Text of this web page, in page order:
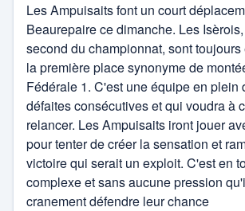
Les Ampuisaits font un court
Beaurepaire ce dimanche. Les
second du championnat, sont
la première place synonyme de
Fédérale 1. C'est une équipe en plein
défaites consécutives et qui voudra à
relancer. Les Ampuisaits iront jouer
pour tenter de créer la sensation et
victoire qui serait un exploit. C'est en
complexe et sans aucune pression
cranement défendre leur chance